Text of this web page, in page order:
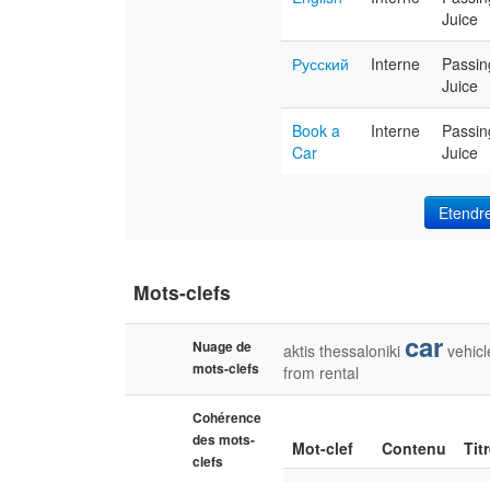
Juice
Русский Interne
Juice
Book a
Car
Interne
Juice
Mots-clefs
Nuage de
mots-clefs
aktis thessaloniki car
from rental
Cohérence
des mots-
clefs
Mot-clef Contenu